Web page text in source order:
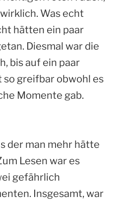
Was echt
hätten ein paar
Diesmal war die
bis auf ein paar
so greifbar obwohl es
Momente gab.
der man mehr hätte
Lesen war es
gefährlich
Insgesamt, war